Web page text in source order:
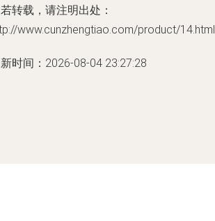
转载，请注明出处：
www.cunzhengtiao.com/product/14.html
时间：2026-08-04 23:27:28